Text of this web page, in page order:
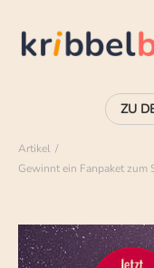
Artikel
Gewinnt ein Fanpaket zum